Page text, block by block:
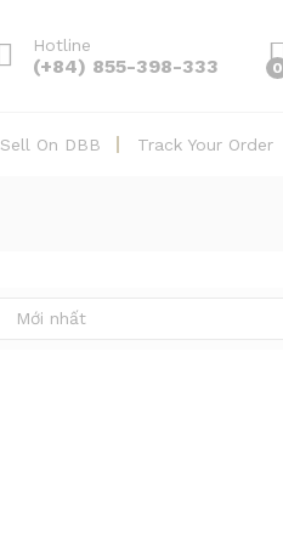
Hotline
(+84) 855-398-333 0
Sell On DBB Track Your Order
Mới nhất